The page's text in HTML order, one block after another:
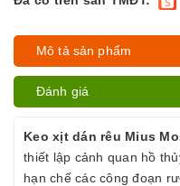
Mô tả sản phẩm
Đánh giá
Keo xịt dán rêu Mius
thiết lập cảnh quan hồ
hạn chế các công đoạn